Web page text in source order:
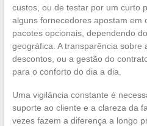
custos, ou de testar por um curto
alguns fornecedores apostam em
pacotes opcionais, dependendo
geográfica. A transparência sobre
descontos, ou a gestão do
para o conforto do dia a dia.
Uma vigilância constante é
suporte ao cliente e a clareza da
vezes fazem a diferença a longo